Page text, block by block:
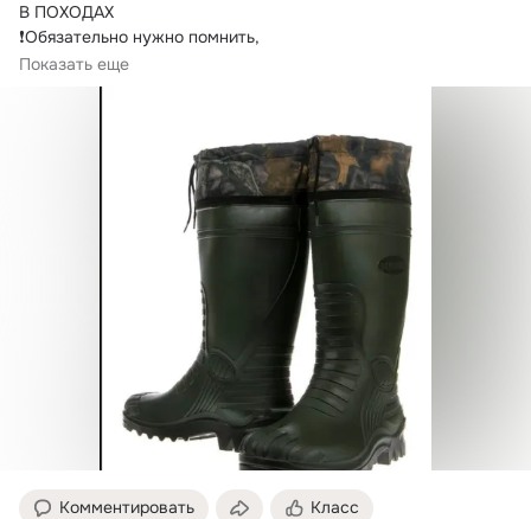
В ПОХОДАХ
❗Обязательно нужно помнить,
что ходить в резиновых сапогах на большие дистанции
Показать еще
Комментировать Класс